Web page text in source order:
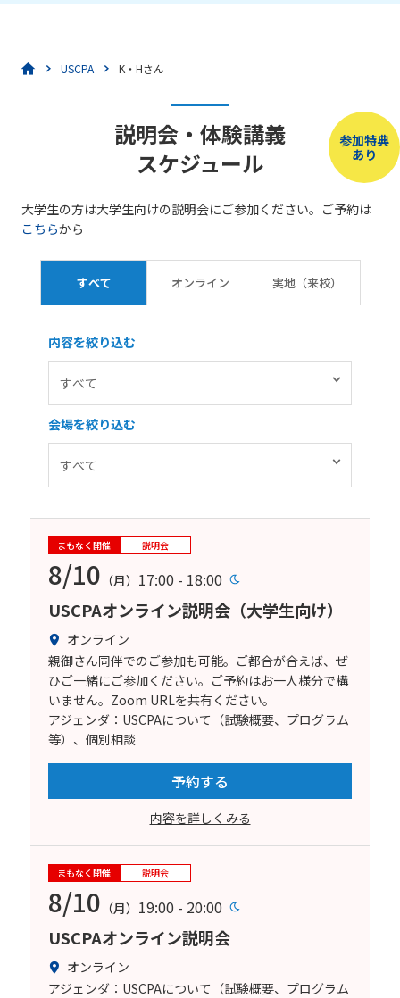
USCPA K・Hさん
参加特典
あり
説明会・体験講義
スケジュール
大学生の方は大学生向けの説明会にご参加ください。ご予約は
こちらから
すべて オンライン 実地（来校）
内容を絞り込む
会場を絞り込む
まもなく開催 説明会
8/10 （月） 17:00 - 18:00
USCPAオンライン説明会（大学生向け）
オンライン
親御さん同伴でのご参加も可能。ご都合が合えば、ぜ
ひご一緒にご参加ください。ご予約はお一人様分で構
いません。Zoom URLを共有ください。
アジェンダ：USCPAについて（試験概要、プログラム
等）、個別相談
予約する
内容を詳しくみる
まもなく開催 説明会
8/10 （月） 19:00 - 20:00
USCPAオンライン説明会
オンライン
アジェンダ：USCPAについて（試験概要、プログラム